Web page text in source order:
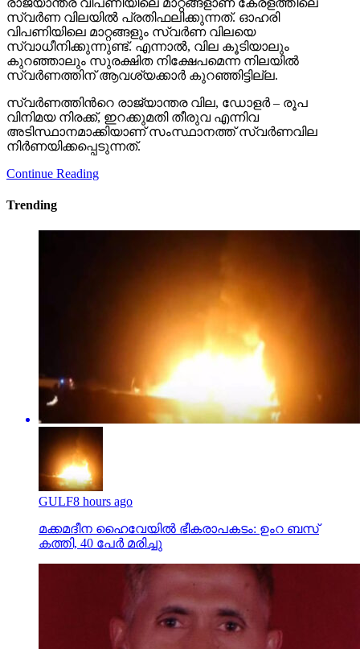
രാജ്യാന്തര വിപണിയിലെ മാറ്റങ്ങളാണ് കേരളത്തിലെ
സ്വർണ വിലയിൽ പ്രതിഫലിക്കുന്നത്. ഓഹരി
വിപണിയിലെ മാറ്റങ്ങളും സ്വർണ വിലയെ
സ്വാധീനിക്കുന്നുണ്ട്. എന്നാൽ, വില കൂടിയാലും
കുറഞ്ഞാലും സുരക്ഷിത നിക്ഷേപമെന്ന നിലയിൽ
സ്വർണത്തിന് ആവശ്യക്കാർ കുറഞ്ഞിട്ടില്ല.
സ്വർണത്തിന്‍റെ രാജ്യാന്തര വില, ഡോളർ – രൂപ
വിനിമയ നിരക്ക്, ഇറക്കുമതി തീരുവ എന്നിവ
അടിസ്ഥാനമാക്കിയാണ് സംസ്ഥാനത്ത് സ്വർണവില
നിർണയിക്കപ്പെടുന്നത്.
Continue Reading
Trending
GULF8 hours ago
മക്കമദീന ഹൈവേയില്‍ ഭീകരാപകടം: ഉംറ ബസ്
കത്തി, 40 പേര്‍ മരിച്ചു